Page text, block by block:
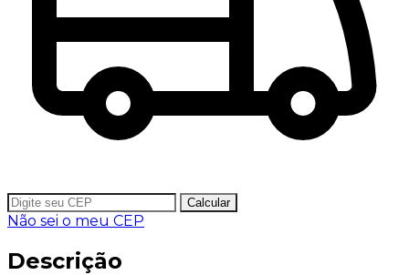
Calcular
Não sei o meu CEP
Descrição